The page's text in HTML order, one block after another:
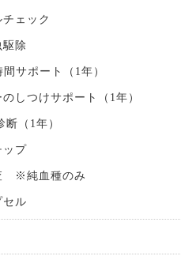
ェック
除
サポート（1年）
のしつけサポート（1年）
断（1年）
ップ
※純血種のみ
セル